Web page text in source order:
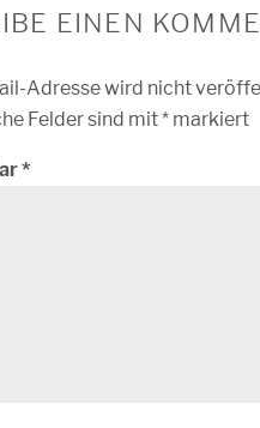
EINEN
Adresse wird nicht
Felder sind mit* markiert
*